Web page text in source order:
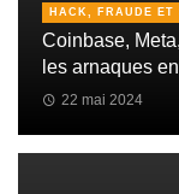
HACK, FRAUDE ET
Coinbase,
les arnaques
22 mai 2024